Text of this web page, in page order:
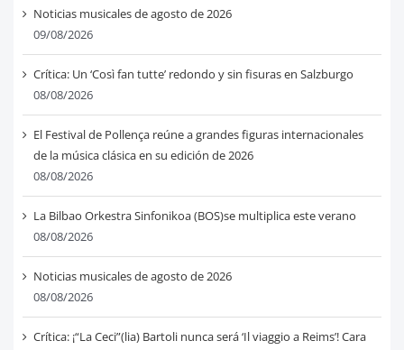
Noticias musicales de agosto de 2026
09/08/2026
Crítica: Un ‘Così fan tutte’ redondo y sin fisuras en Salzburgo
08/08/2026
El Festival de Pollença reúne a grandes figuras internacionales
de la música clásica en su edición de 2026
08/08/2026
La Bilbao Orkestra Sinfonikoa (BOS)se multiplica este verano
08/08/2026
Noticias musicales de agosto de 2026
08/08/2026
Crítica: ¡“La Ceci”(lia) Bartoli nunca será ‘Il viaggio a Reims’! Cara